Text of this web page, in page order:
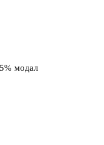
модал